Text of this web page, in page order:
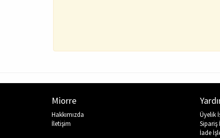
Miorre
Hakkımızda
İletişim
Üyelik
Sipariş
İade